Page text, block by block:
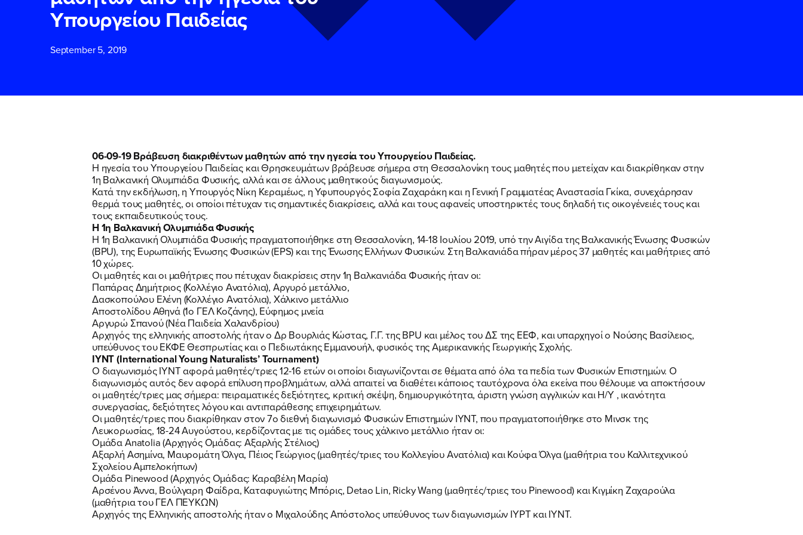
ΠΟΙΑ ΕΙΜΑΙ
ΕΡΓΟ
ΕΚΔΗΛΩΣΕΙΣ
ΝΕΑ
ΕΛΑ ΚΙ ΕΣΥ
FB IN TW YT LN VB TIKTOK
Υπουργείου Παιδείας
September 5, 2019
06-09-19 Βράβευση διακριθέντων μαθητών από την ηγεσία του Υπουργείου Παιδείας.
Η ηγεσία του Υπουργείου Παιδείας και Θρησκευμάτων βράβευσε σήμερα στη Θεσσαλονίκη τους μαθητές που μετείχαν και διακρίθηκαν στην
1η Βαλκανική Ολυμπιάδα Φυσικής, αλλά και σε άλλους μαθητικούς διαγωνισμούς.
Κατά την εκδήλωση, η Υπουργός Νίκη Κεραμέως, η Υφυπουργός Σοφία Ζαχαράκη και η Γενική Γραμματέας Αναστασία Γκίκα, συνεχάρησαν
θερμά τους μαθητές, οι οποίοι πέτυχαν τις σημαντικές διακρίσεις, αλλά και τους αφανείς υποστηρικτές τους δηλαδή τις οικογένειές τους και
τους εκπαιδευτικούς τους.
Η 1η Βαλκανική Ολυμπιάδα Φυσικής
Η 1η Βαλκανική Ολυμπιάδα Φυσικής πραγματοποιήθηκε στη Θεσσαλονίκη, 14-18 Ιουλίου 2019, υπό την Αιγίδα της Βαλκανικής Ένωσης Φυσικών
(BPU), της Ευρωπαϊκής Ένωσης Φυσικών (EPS) και της Ένωσης Ελλήνων Φυσικών. Στη Βαλκανιάδα πήραν μέρος 37 μαθητές και μαθήτριες από
10 χώρες.
Οι μαθητές και οι μαθήτριες που πέτυχαν διακρίσεις στην 1η Βαλκανιάδα Φυσικής ήταν οι:
Παπάρας Δημήτριος (Κολλέγιο Ανατόλια), Αργυρό μετάλλιο,
Δασκοπούλου Ελένη (Κολλέγιο Ανατόλια), Χάλκινο μετάλλιο
Αποστολίδου Αθηνά (1ο ΓΕΛ Κοζάνης), Εύφημος μνεία
Αργυρώ Σπανού (Νέα Παιδεία Χαλανδρίου)
Αρχηγός της ελληνικής αποστολής ήταν ο Δρ Βουρλιάς Κώστας, Γ.Γ. της BPU και μέλος του ΔΣ της ΕΕΦ, και υπαρχηγοί ο Νούσης Βασίλειος,
υπεύθυνος του ΕΚΦΕ Θεσπρωτίας και ο Πεδιωτάκης Εμμανουήλ, φυσικός της Αμερικανικής Γεωργικής Σχολής.
IYNT (International Young Naturalists’ Tournament)
Ο διαγωνισμός IYNT αφορά μαθητές/τριες 12-16 ετών οι οποίοι διαγωνίζονται σε θέματα από όλα τα πεδία των Φυσικών Επιστημών. Ο
διαγωνισμός αυτός δεν αφορά επίλυση προβλημάτων, αλλά απαιτεί να διαθέτει κάποιος ταυτόχρονα όλα εκείνα που θέλουμε να αποκτήσουν
οι μαθητές/τριες μας σήμερα: πειραματικές δεξιότητες, κριτική σκέψη, δημιουργικότητα, άριστη γνώση αγγλικών και Η/Υ , ικανότητα
συνεργασίας, δεξιότητες λόγου και αντιπαράθεσης επιχειρημάτων.
Οι μαθητές/τριες που διακρίθηκαν στον 7ο διεθνή διαγωνισμό Φυσικών Επιστημών ΙΥΝΤ, που πραγματοποιήθηκε στο Μινσκ της
Λευκορωσίας, 18-24 Αυγούστου, κερδίζοντας με τις ομάδες τους χάλκινο μετάλλιο ήταν οι:
Ομάδα Anatolia (Αρχηγός Ομάδας: Αξαρλής Στέλιος)
Αξαρλή Ασημίνα, Μαυρομάτη Όλγα, Πέιος Γεώργιος (μαθητές/τριες του Κολλεγίου Ανατόλια) και Κούφα Όλγα (μαθήτρια του Καλλιτεχνικού
Σχολείου Αμπελοκήπων)
Ομάδα Pinewood (Αρχηγός Ομάδας: Καραβέλη Μαρία)
Αρσένου Άννα, Βούλγαρη Φαίδρα, Καταφυγιώτης Μπόρις, Detao Lin, Ricky Wang (μαθητές/τριες του Pinewood) και Κιγμίκη Ζαχαρούλα
(μαθήτρια του ΓΕΛ ΠΕΥΚΩΝ)
Αρχηγός της Ελληνικής αποστολής ήταν ο Μιχαλούδης Απόστολος υπεύθυνος των διαγωνισμών ΙΥPΤ και IYNT.
Αποδέχομαι τηνΠολιτική Προστασίας Προσωπικών Δεδομένων και τους τους Όρους Χρήσης
του
δικτυακού τόπου του Πολιτικού Γραφείου της Βουλευτού Νίκης Κεραμέως
ΥΠΟΒΟΛΗ
Αποδέχομαι τηνΠολιτική Προστασίας Προσωπικών Δεδομένων και τους τους Όρους Χρήσης
του
δικτυακού τόπου του Πολιτικού Γραφείου της Βουλευτού Νίκης Κεραμέως
ΥΠΟΒΟΛΗ